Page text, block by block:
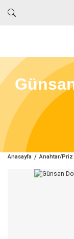
Anasayfa Anahtar/Priz